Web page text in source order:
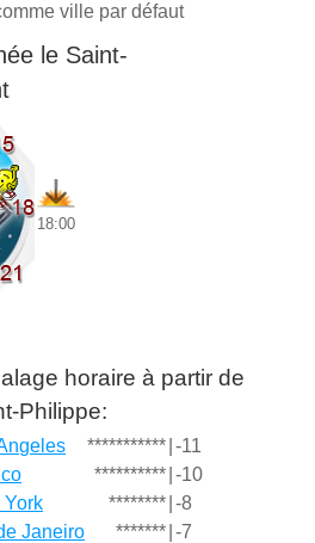
ville par défaut
le Saint-
18:00
horaire à partir de
Philippe:
*********** -11
********** -10
York
******** -8
Janeiro
******* -7